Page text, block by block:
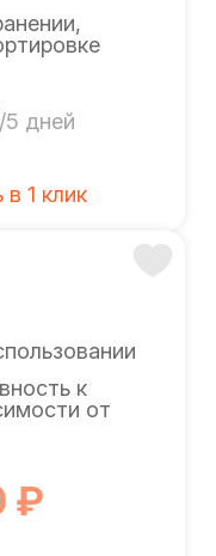
/5 дней
в 1 клик
к
от
₽